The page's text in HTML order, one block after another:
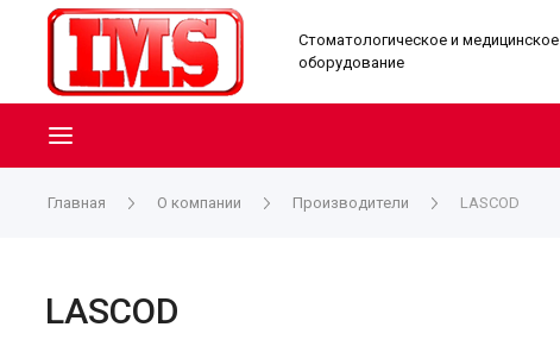
Стоматологическое и медицинское
оборудование
Главная О компании Производители LASCOD
LASCOD